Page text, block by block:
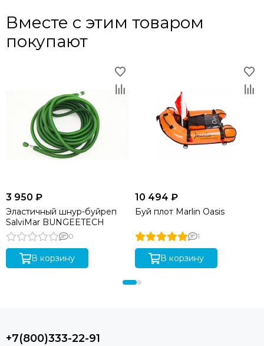
Вместе с этим товаром
покупают
3 950 ₽
Эластичный шнур-буйреп
SalviMar BUNGEETECH
0
В корзину
10 494 ₽
Буй плот Marlin Oasis
1
В корзину
+7(800)333-22-91